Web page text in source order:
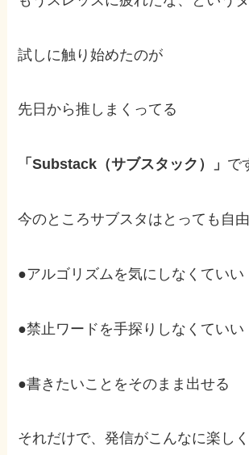
試しに触り始めたのが
先日から推しまくってる
「Substack（サブスタック）」 で
今のところサブスタはとっても自由
●アルゴリズムを気にしなくていい
●禁止ワードを手探りしなくていい
●書きたいことをそのまま出せる
それだけで、発信がこんなに楽し